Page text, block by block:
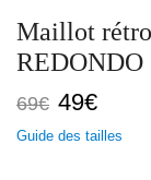
Maillot
REDONDO
69€ Le
initial
49€Le
actuel
Guide des tailles